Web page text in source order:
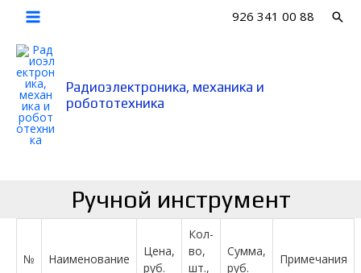
Перейти
содержимому
Main
Menu
926 341 00 88
Радиоэлектроника, механика и
робототехника
Ручной инструмент
№ Наименование
Цена,
руб.
Кол-
во,
шт.,
Сумма,
руб.
Примечания